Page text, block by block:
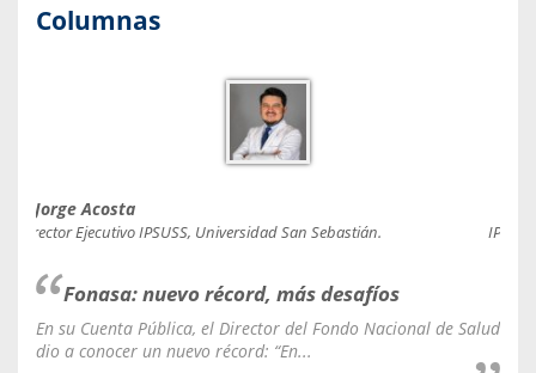
Columnas
Jorge Acosta
Director Ejecutivo IPSUSS, Universidad San Sebastián.
Fonasa: nuevo récord, más desafíos
En su Cuenta Pública, el Director del Fondo Nacional de Salud
dio a conocer un nuevo récord: “En...